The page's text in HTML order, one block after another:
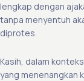
lengkap dengan
tanpa menyentuh
diprotes.
Kasih, dalam
yang menenangkan